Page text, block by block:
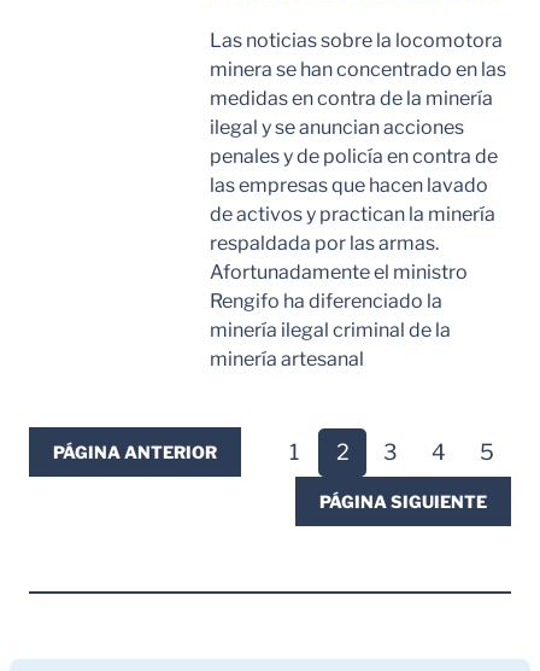
Las noticias sobre la locomotora
minera se han concentrado en las
medidas en contra de la minería
ilegal y se anuncian acciones
penales y de policía en contra de
las empresas que hacen lavado
de activos y practican la minería
respaldada por las armas.
Afortunadamente el ministro
Rengifo ha diferenciado la
minería ilegal criminal de la
minería artesanal
PÁGINA ANTERIOR 1 2 3 4 5
PÁGINA SIGUIENTE